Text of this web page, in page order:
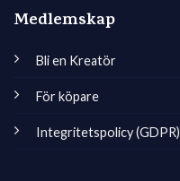
Medlemskap
Bli en Kreatör
För köpare
Integritetspolicy (GDPR)